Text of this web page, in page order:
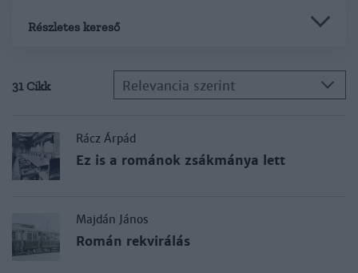
Részletes kereső
31 Cikk Relevancia szerint
Rácz Árpád
Ez is a románok zsákmánya lett
Majdán János
Román rekvirálás